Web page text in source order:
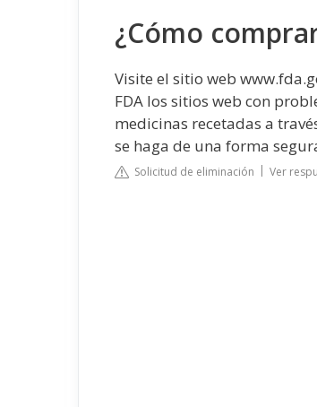
¿Cómo
Visite el sitio web
FDA los sitios web con
medicinas recetadas a
se haga de una forma
Solicitud de eliminación Ver